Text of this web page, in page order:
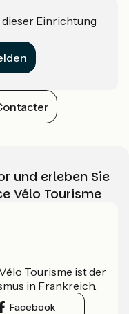
dieser Einrichtung
und erleben Sie
Vélo Tourisme
Tourisme ist der
in Frankreich.
Facebook